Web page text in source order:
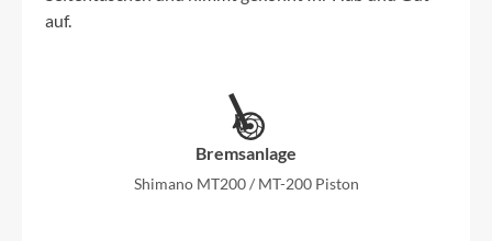
auf.
Bremsanlage
Shimano MT200 / MT-200 Piston